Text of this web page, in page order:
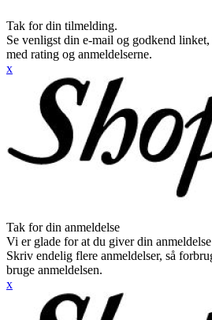
Tak for din tilmelding.
Se venligst din e-mail og godkend
med rating og anmeldelserne.
x
Tak for din anmeldelse
Vi er glade for at du giver din
Skriv endelig flere anmeldelser, så
bruge anmeldelsen.
x